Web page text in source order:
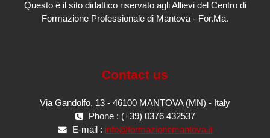
Questo è il sito didattico riservato agli Allievi del Centro di
Formazione Professionale di Mantova - For.Ma.
Contact us
Via Gandolfo, 13 - 46100 MANTOVA (MN) - Italy
Phone : (+39) 0376 432537
E-mail : info@formazionemantova.it